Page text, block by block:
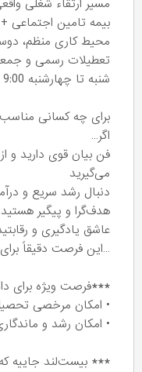
مسیر ارتقاء شغلی
بیمه تامین اجتماعی
محیط کاری منظم،
تعطیلات رسمی و
شنبه تا چهارشنبه 9:00 تا 17:30 ، پنجشنبه ها 9:00 تا 13:30
برای چه کسانی
اگر…
فن بیان قوی دارید و
می‌گیرید
دنبال رشد سریع و
هدف‌گرا و پیگیر هستید
عاشق یادگیری و
…این فرصت دقیقاً
***فرصت ویژه برای
• امکان مرخصی تحصیلی تا 2 روز
• امکان رشد و
*** بیست‌لند جاییه